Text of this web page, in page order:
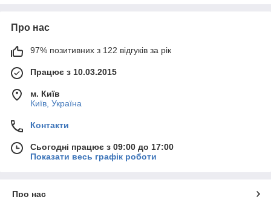
сталі,банкетні столові прибори
часто шукаютьстолові прилади для ресторанів
прибори оптом,прибори HoReCa
Ресторанні столові прилади розраховані на інтенсивну
миття у посудомийних машинах. Ергономічна форма та
збалансована вага роблять їх зручними у використанні для
різних типів страв — від перших і гарячих до десертів.
Такі столові прибори ідеально підходять для
Про нас
97% позитивних з 122 відгуків за рік
Працює з 10.03.2015
м. Київ
Київ, Україна
Контакти
Сьогодні працює з 09:00 до 17:00
Показати весь графік роботи
Про нас